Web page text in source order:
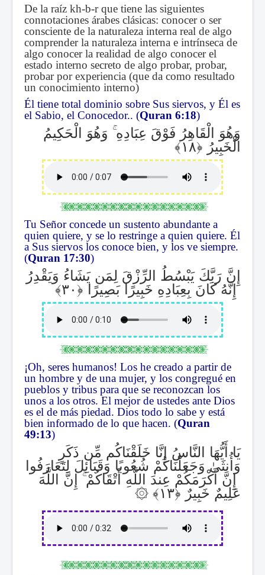
De la raíz kh-b-r que tiene las siguientes
connotaciones árabes clásicas: conocer o ser
consciente de la naturaleza interna real de algo
comprender la naturaleza interna e intrínseca de
algo conocer la realidad de algo conocer el
estado interno secreto de algo probar, probar,
probar por experiencia (que da como resultado
un conocimiento interno)
Él tiene total dominio sobre Sus siervos, y Él es
el Sabio, el Conocedor.. (Quran 6:18)
وَهُوَ الْقَاهِرُ فَوْقَ عِبَادِهِۚ وَهُوَ الْحَكِيمُ
الْخَبِيرُ
Tu Señor concede un sustento abundante a
quien quiere, y se lo restringe a quien quiere. Él
a Sus siervos los conoce bien, y los ve siempre.
(Quran 17:30)
إِنَّ رَبَّكَ يَبْسُطُ الرِّزْقَ لِمَن يَشَاءُ وَيَقْدِرُ
إِنَّهُ كَانَ بِعِبَادِهِ خَبِيرًا بَصِيرًا
¡Oh, seres humanos! Los he creado a partir de
un hombre y de una mujer, y los congregué en
pueblos y tribus para que se reconozcan los
unos a los otros. El mejor de ustedes ante Dios
es el de más piedad. Dios todo lo sabe y está
bien informado de lo que hacen. (Quran
49:13)
يَا أَيُّهَا النَّاسُ إِنَّا خَلَقْنَاكُم مِّن ذَكَرٍ
وَأُنثَىٰ وَجَعَلْنَاكُمْ شُعُوبًا وَقَبَائِلَ لِتَعَارَفُوا
إِنَّ أَكْرَمَكُمْ عِندَ اللَّهِ أَتْقَاكُمْۚإِنَّ اللَّهَ
عَلِيمٌ خَبِيرٌ ۞